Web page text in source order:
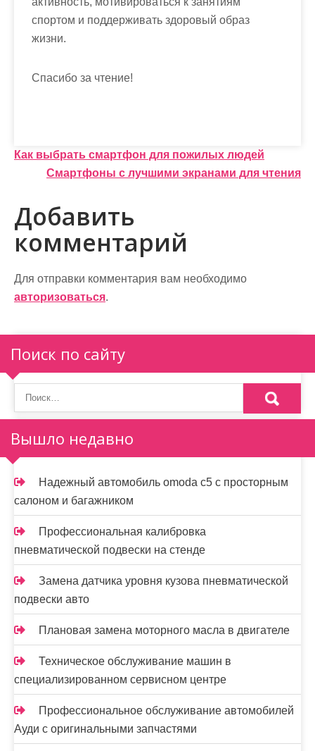
спортом и поддерживать здоровый образ
жизни.
Спасибо за чтение!
Навигация
записям
Как выбрать смартфон для пожилых людей
Смартфоны с лучшими экранами для чтения
Добавить
комментарий
Для отправки комментария вам необходимо
авторизоваться.
Поиск по сайту
Вышло недавно
Надежный автомобиль omoda с5 с просторным
салоном и багажником
Профессиональная калибровка
пневматической подвески на стенде
Замена датчика уровня кузова пневматической
подвески авто
Плановая замена моторного масла в двигателе
Техническое обслуживание машин в
специализированном сервисном центре
Профессиональное обслуживание автомобилей
Ауди с оригинальными запчастями